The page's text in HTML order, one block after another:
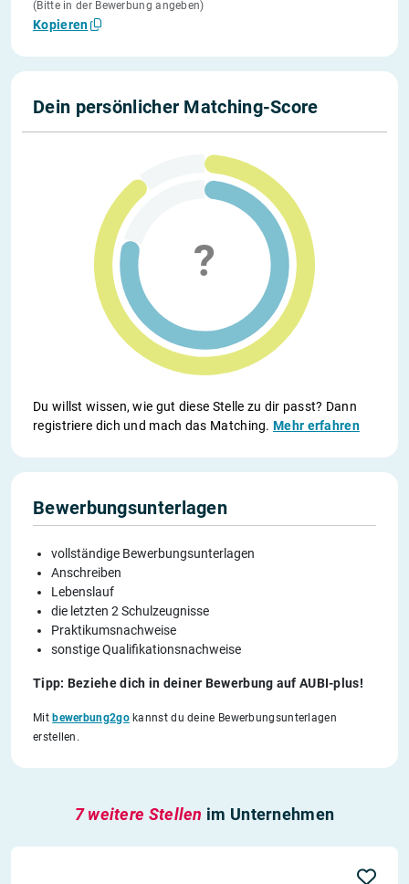
(Bitte in der Bewerbung angeben)
Kopieren
Dein persönlicher Matching-Score
Du willst wissen, wie gut diese Stelle zu dir passt? Dann
registriere dich und mach das Matching.Mehr erfahren
Bewerbungsunterlagen
vollständige Bewerbungsunterlagen
Anschreiben
Lebenslauf
die letzten 2 Schulzeugnisse
Praktikumsnachweise
sonstige Qualifikationsnachweise
Tipp: Beziehe dich in deiner Bewerbung auf AUBI-plus!
Mitbewerbung2gokannst du deine Bewerbungsunterlagen
erstellen.
7 weitere Stellen im Unternehmen